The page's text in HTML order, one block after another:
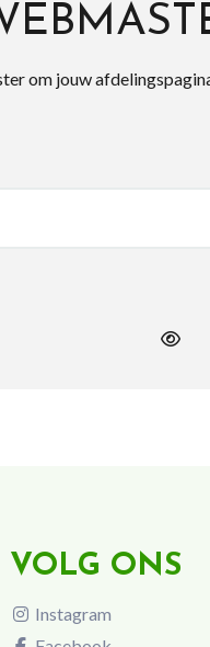
om jouw
VOLG ONS
Instagram